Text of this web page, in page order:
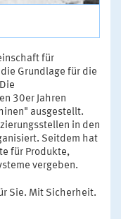
für
Grundlage für die
30er Jahren
ausgestellt.
in den
Seitdem hat
für Produkte,
vergeben.
Sie. Mit Sicherheit.